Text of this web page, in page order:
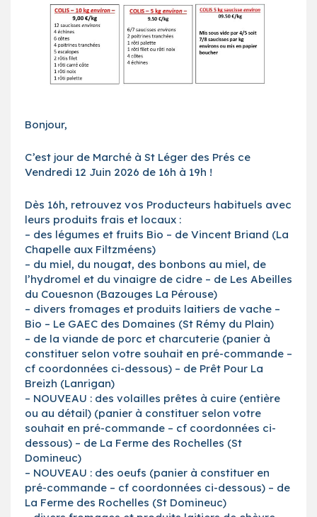
Bonjour,
C’est jour de Marché à St Léger des Prés ce
Vendredi 12 Juin 2026 de 16h à 19h !
Dès 16h, retrouvez vos Producteurs habituels avec
leurs produits frais et locaux :
– des légumes et fruits Bio – de Vincent Briand (La
Chapelle aux Filtzméens)
– du miel, du nougat, des bonbons au miel, de
l’hydromel et du vinaigre de cidre – de Les Abeilles
du Couesnon (Bazouges La Pérouse)
– divers fromages et produits laitiers de vache –
Bio – Le GAEC des Domaines (St Rémy du Plain)
– de la viande de porc et charcuterie (panier à
constituer selon votre souhait en pré-commande –
cf coordonnées ci-dessous) – de Prêt Pour La
Breizh (Lanrigan)
– NOUVEAU : des volailles prêtes à cuire (entière
ou au détail) (panier à constituer selon votre
souhait en pré-commande – cf coordonnées ci-
dessous) – de La Ferme des Rochelles (St
Domineuc)
– NOUVEAU : des oeufs (panier à constituer en
pré-commande – cf coordonnées ci-dessous) – de
La Ferme des Rochelles (St Domineuc)